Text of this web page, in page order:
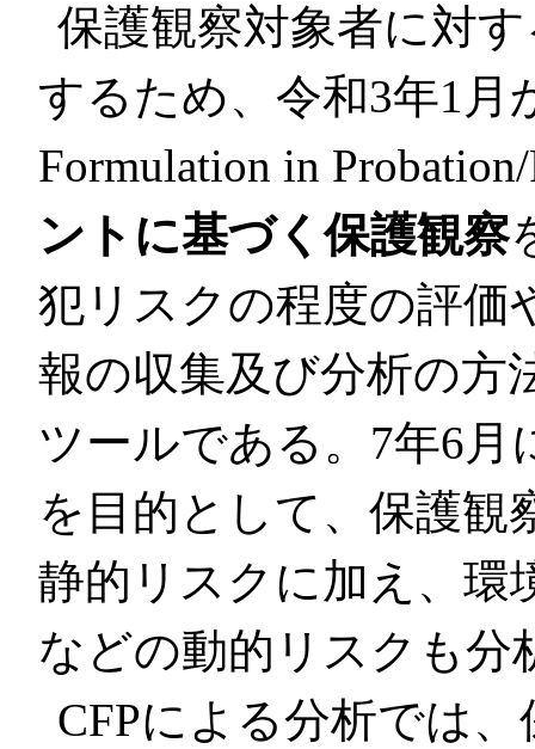
保護観察対象者に対
するため、令和3年1月
Formulation in
ントに基づく保護観察
犯リスクの程度の評価
報の収集及び分析の方
ツールである。7年6
を目的として、保護観
静的リスクに加え、環
などの動的リスクも
CFPによる分析では